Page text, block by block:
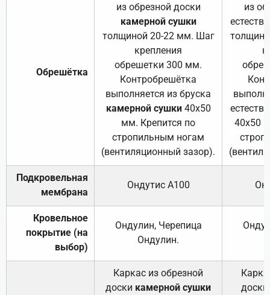
Обрешётка
из обрезной доски
камерной сушки
толщиной 20-22 мм. Шаг
крепления
обрешетки 300 мм.
Контробрешётка
выполняется из бруска
камерной сушки40х50
мм. Крепится по
стропильным ногам
(вентиляционный зазор).
из
40х50
Подкровельная
мембрана
Ондутис А100
Кровельное
покрытие (на
выбор)
Ондулин, Черепица
Ондулин.
Каркас из обрезной
доски камерной сушки
доски